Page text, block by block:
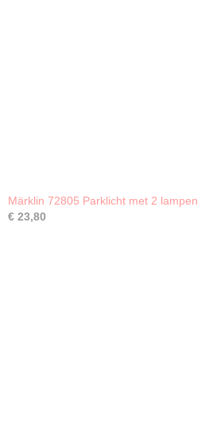
Märklin 72805 Parklicht met 2 lampen
€ 23,80